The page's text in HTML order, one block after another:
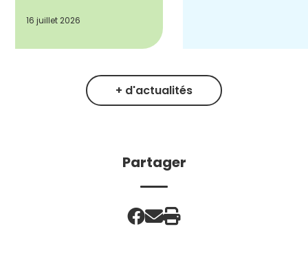
16 juillet 2026
+ d'actualités
Partager